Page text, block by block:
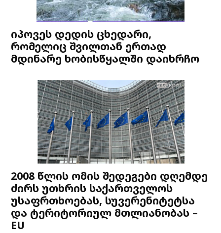
იპოვეს დედის ცხედარი,
რომელიც შვილთან ერთად
მდინარე ხობისწყალში დაიხრჩო
2008 წლის ომის შედეგები დღემდე
ძირს უთხრის საქართველოს
უსაფრთხოებას, სუვერენიტეტსა
და ტერიტორიულ მთლიანობას –
EU